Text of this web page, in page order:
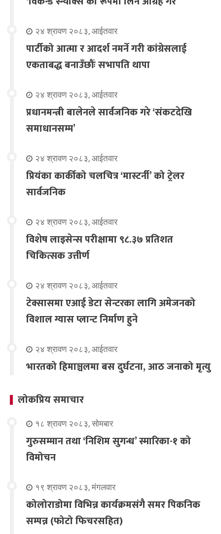
२४ श्रावण २०८३, आईतवार
पार्टीको आत्मा र आदर्श नमर्ने गरी कांग्रेसलाई
एकताबद्ध बनाउँछौंः सभापति थापा
२४ श्रावण २०८३, आईतवार
प्रधानमन्त्री बालेनले सार्वजनिक गरे ‘संकटदेखि
समाधानसम्म’
२४ श्रावण २०८३, आईतवार
प्रियंका कार्कीको चलचित्र ‘मास्टर्नी’ को ट्रेलर
सार्वजनिक
२४ श्रावण २०८३, आईतवार
विशेष लाइसेन्स परीक्षामा ९८.३७ प्रतिशत
चिकित्सक उत्तीर्ण
२४ श्रावण २०८३, आईतवार
टेक्सासमा एआई डेटा सेन्टरका लागि अमेजनको
विशाल ग्यास प्लान्ट निर्माण हुने
२४ श्रावण २०८३, आईतवार
भारतको हिमाञ्चलमा बस दुर्घटना, आठ जनाको मृत्यु
लोकप्रिय समाचार
१८ श्रावण २०८३, सोमबार
गुरुसम्मान तथा ‘निशिम सुगन्ध’ स्मारिका-१ को
विमोचन
१९ श्रावण २०८३, मंगलवार
कोलोराडोमा विभिन्न कार्यक्रमसंगै समर पिकनिक
सम्पन्न (फोटो फिचरसहित)